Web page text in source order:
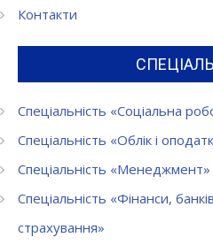
Контакти
Спеціальність «Соціальна
Спеціальність «Облік і
Спеціальність «Менеджмент»
Спеціальність «Фінанси,
страхування»